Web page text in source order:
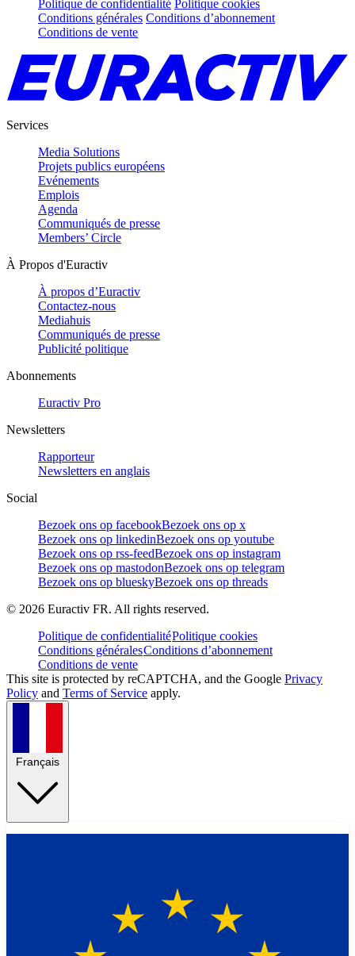
Politique de confidentialité Politique cookies
Conditions générales Conditions d’abonnement
Conditions de vente
Services
Media Solutions
Projets publics européens
Evénements
Emplois
Agenda
Communiqués de presse
Members’ Circle
À Propos d'Euractiv
À propos d’Euractiv
Contactez-nous
Mediahuis
Communiqués de presse
Publicité politique
Abonnements
Euractiv Pro
Newsletters
Rapporteur
Newsletters en anglais
Social
Bezoek ons op facebookBezoek ons op x
Bezoek ons op linkedinBezoek ons op youtube
Bezoek ons op rss-feedBezoek ons op instagram
Bezoek ons op mastodonBezoek ons op telegram
Bezoek ons op blueskyBezoek ons op threads
© 2026 Euractiv FR. All rights reserved.
Politique de confidentialitéPolitique cookies
Conditions généralesConditions d’abonnement
Conditions de vente
This site is protected by reCAPTCHA, and the Google Privacy
Policy and Terms of Service apply.
Français